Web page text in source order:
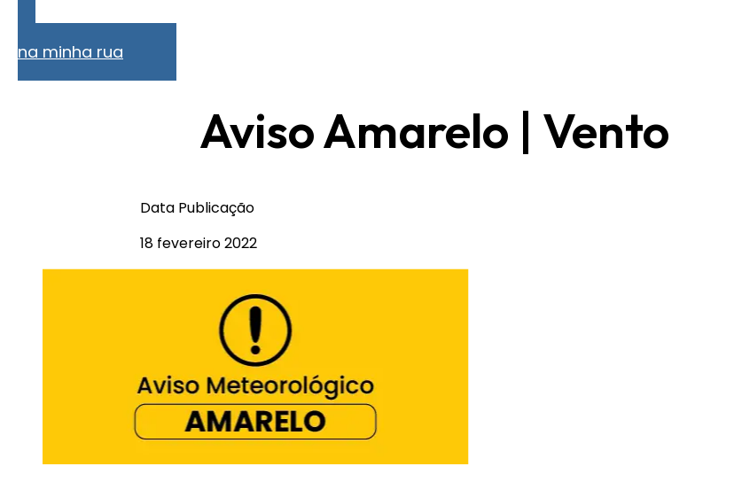
na minha rua
Aviso Amarelo | Vento
Data Publicação
18 fevereiro 2022